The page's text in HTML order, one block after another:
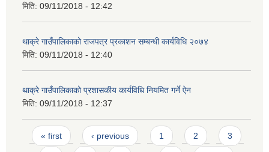
मिति: 09/11/2018 - 12:42
थाक्रे गाउँपालिकाको राजपत्र प्रकाशन सम्बन्धी कार्यविधि २०७४
मिति: 09/11/2018 - 12:40
थाक्रे गाउँपालिकाको प्रशासकीय कार्यविधि नियमित गर्ने ऐन
मिति: 09/11/2018 - 12:37
Pages
« first ‹ previous 1 2 3